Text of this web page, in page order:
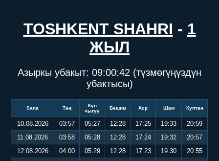
TOSHKENT SHAHRI - 1
ЖЫЛ
Азыркы убакыт: 09:00:43 (түзмөгүңүздүн
убактысы)
Sana Таң
Күн
чыгуу
Бешим Аср Шам Куптан
10.08.2026 03:57 05:27 12:28 17:25 19:33
20:59
11.08.2026
03:58 05:28 12:28 17:24 19:32
20:57
12.08.2026
04:00 05:29 12:28 17:23 19:30
20:55